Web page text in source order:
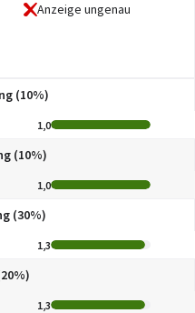
Anzeige ungenau
(10%)
1,0
(10%)
1,0
(30%)
1,3
1,3